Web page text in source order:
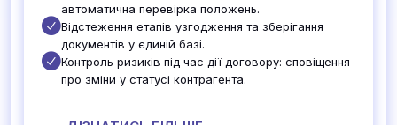
автоматична перевірка положень.
Відстеження етапів узгодження та зберігання
документів у єдиній базі.
Контроль ризиків під час дії договору: сповіщення
про зміни у статусі контрагента.